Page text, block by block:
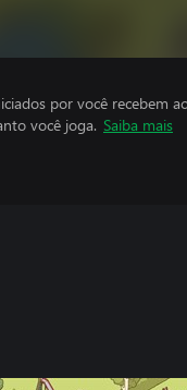
por você recebem
você joga. Saiba mais